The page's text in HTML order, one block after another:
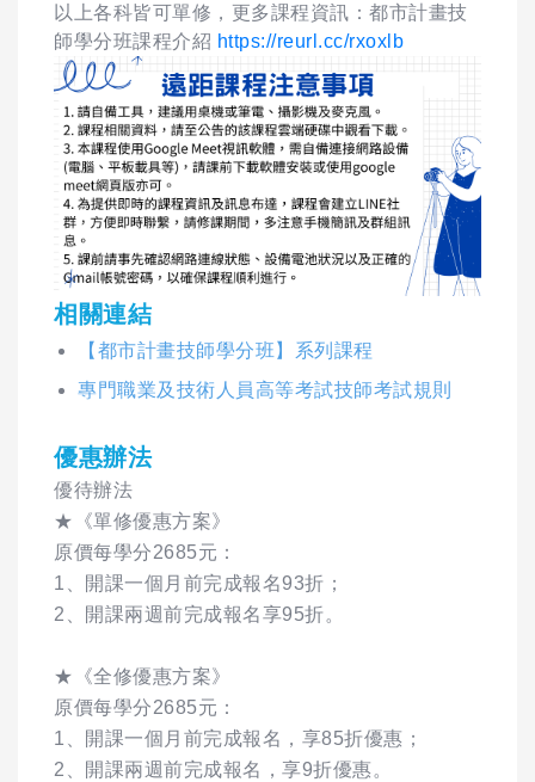
以上各科皆可單修，更多課程資訊：都市計畫技
師學分班課程介紹 https://reurl.cc/rxoxlb
相關連結
【都市計畫技師學分班】系列課程
專門職業及技術人員高等考試技師考試規則
優惠辦法
優待辦法
★《單修優惠方案》
原價每學分2685元：
1、開課一個月前完成報名93折；
2、開課兩週前完成報名享95折。
★《全修優惠方案》
原價每學分2685元：
1、開課一個月前完成報名，享85折優惠；
2、開課兩週前完成報名，享9折優惠。